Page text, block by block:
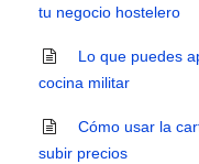
tu negocio hostelero
Lo que puedes
cocina militar
Cómo usar la
subir precios